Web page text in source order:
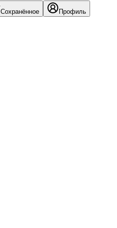
Сохранённое Профиль